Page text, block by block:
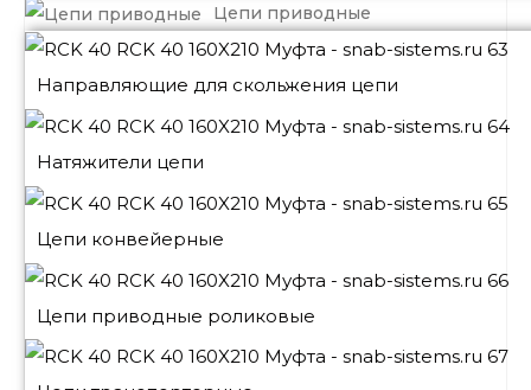
Цепи приводные
Направляющие для скольжения цепи
Натяжители цепи
Цепи конвейерные
Цепи приводные роликовые